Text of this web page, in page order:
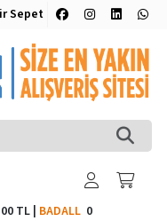
Sepet
TL| BADALL0